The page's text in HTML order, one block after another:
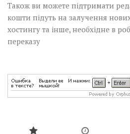
Також ви можете підтримати
кошти підуть на залучення
хостингу та інше, необхідне в
переказу